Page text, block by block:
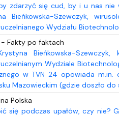
zdarzyć się cud, by i u nas
Bieńkowska-Szewczyk,
Wydziału
- Fakty po faktach
Bieńkowska-
Wydziale
w TVN 24 opowiada
Mazowieckim (gdzie doszło
Polska
się podczas upałów, czy nie?